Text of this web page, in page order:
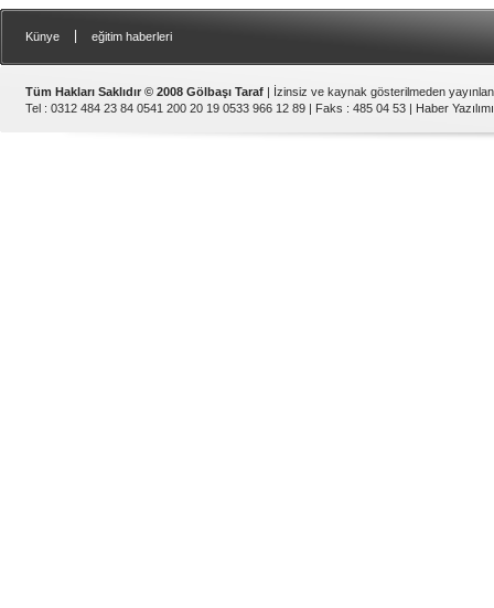
Künye eğitim haberleri
Tüm Hakları Saklıdır © 2008 Gölbaşı Taraf | İzinsiz ve kaynak gösterilmeden
Tel : 0312 484 23 84 0541 200 20 19 0533 966 12 89 | Faks : 485 04 53 | Haber Yazılımı